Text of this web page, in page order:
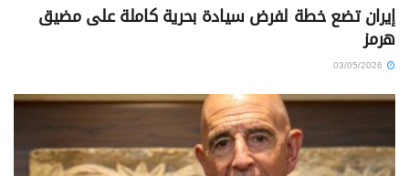
إيران تضع خطة لفرض سيادة بحرية كاملة على مضيق
هرمز